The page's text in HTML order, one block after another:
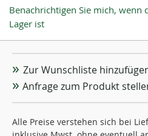
Benachrichtigen Sie mich, wenn
Lager ist
Zur Wunschliste
Anfrage zum Produkt
Alle Preise verstehen sich bei